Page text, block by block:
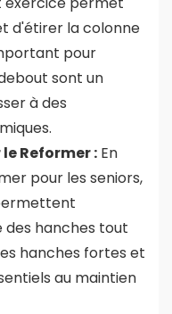
d'étirer la colonne
pour
sont un
à des
Reformer : En
pour les seniors,
hanches tout
hanches fortes et
au maintien